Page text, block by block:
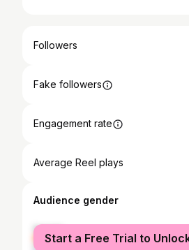
Followers
Fake followers
Engagement rate
Average Reel plays
Audience gender
female
male
Start a Free Trial to